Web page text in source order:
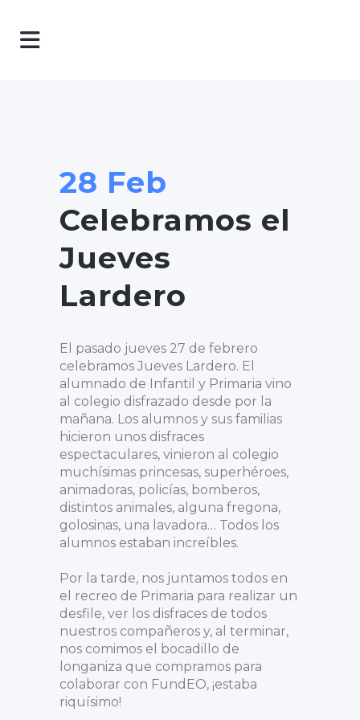
28 Feb
Celebramos el
Jueves
Lardero
El pasado jueves 27 de febrero
celebramos Jueves Lardero. El
alumnado de Infantil y Primaria vino
al colegio disfrazado desde por la
mañana. Los alumnos y sus familias
hicieron unos disfraces
espectaculares, vinieron al colegio
muchísimas princesas, superhéroes,
animadoras, policías, bomberos,
distintos animales, alguna fregona,
golosinas, una lavadora… Todos los
alumnos estaban increíbles.
Por la tarde, nos juntamos todos en
el recreo de Primaria para realizar un
desfile, ver los disfraces de todos
nuestros compañeros y, al terminar,
nos comimos el bocadillo de
longaniza que compramos para
colaborar con FundEO, ¡estaba
riquísimo!